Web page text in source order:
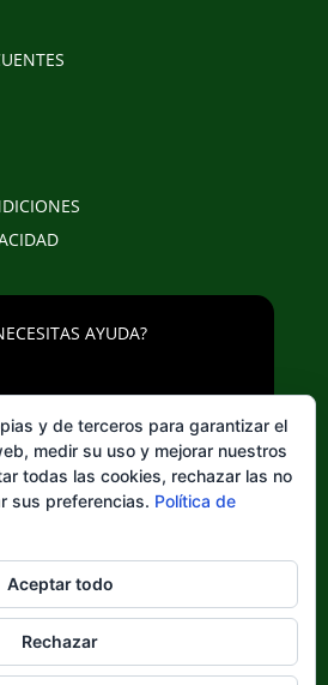
AYUDA?
y de terceros para garantizar el
medir su uso y mejorar nuestros
todas las cookies, rechazar las no
sus preferencias. Política de
Aceptar todo
Rechazar